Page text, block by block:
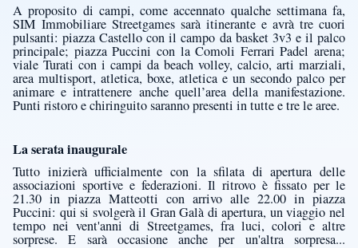
A proposito di campi, come accennato qualche settimana fa,
SIM Immobiliare Streetgames sarà itinerante e avrà tre cuori
pulsanti: piazza Castello con il campo da basket 3v3 e il palco
principale; piazza Puccini con la Comoli Ferrari Padel arena;
viale Turati con i campi da beach volley, calcio, arti marziali,
area multisport, atletica, boxe, atletica e un secondo palco per
animare e intrattenere anche quell’area della manifestazione.
Punti ristoro e chiringuito saranno presenti in tutte e tre le aree.
La serata inaugurale
Tutto inizierà ufficialmente con la sfilata di apertura delle
associazioni sportive e federazioni. Il ritrovo è fissato per le
21.30 in piazza Matteotti con arrivo alle 22.00 in piazza
Puccini: qui si svolgerà il Gran Galà di apertura, un viaggio nel
tempo nei vent'anni di Streetgames, fra luci, colori e altre
sorprese. E sarà occasione anche per un'altra sorpresa...